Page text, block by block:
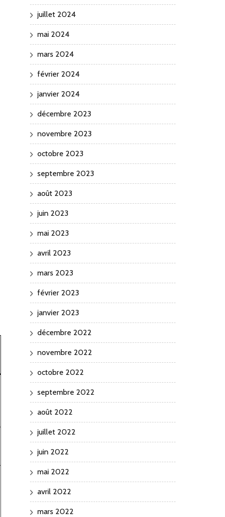
juillet 2024
mai 2024
mars 2024
février 2024
janvier 2024
décembre 2023
novembre 2023
octobre 2023
septembre 2023
août 2023
juin 2023
mai 2023
avril 2023
mars 2023
février 2023
janvier 2023
décembre 2022
novembre 2022
octobre 2022
septembre 2022
août 2022
juillet 2022
juin 2022
mai 2022
avril 2022
mars 2022